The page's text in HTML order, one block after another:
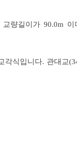
량길이가 90.0m 이
각식입니다. 관대교